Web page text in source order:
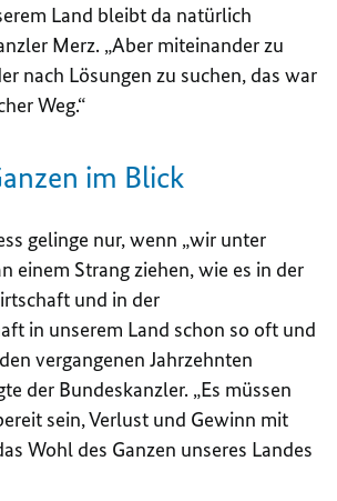
Land bleibt da natürlich
Merz. „Aber miteinander zu
nach Lösungen zu suchen, das war
Weg.“
im Blick
gelinge nur, wenn „wir unter
einem Strang ziehen, wie es in der
und in der
in unserem Land schon so oft und
vergangenen Jahrzehnten
der Bundeskanzler. „Es müssen
sein, Verlust und Gewinn mit
Wohl des Ganzen unseres Landes